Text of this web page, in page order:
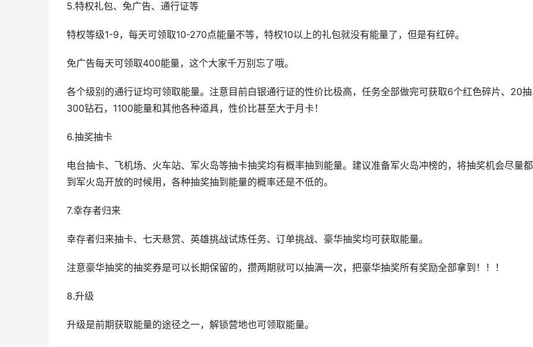
5.特权礼包、免广告、通行证等
特权等级1-9，每天可领取10-270点能量不等，特权10以上的礼包就没有能量了，但是有红碎。
免广告每天可领取400能量，这个大家千万别忘了哦。
各个级别的通行证均可领取能量。注意目前白银通行证的性价比极高，任务全部做完可获取6个红色碎片、20
300钻石，1100能量和其他各种道具，性价比甚至大于月卡！
6.抽奖抽卡
电台抽卡、飞机场、火车站、军火岛等抽卡抽奖均有概率抽到能量。建议准备军火岛冲榜的，将抽奖机会尽量
到军火岛开放的时候用，各种抽奖抽到能量的概率还是不低的。
7.幸存者归来
幸存者归来抽卡、七天悬赏、英雄挑战试炼任务、订单挑战、豪华抽奖均可获取能量。
注意豪华抽奖的抽奖券是可以长期保留的，攒两期就可以抽满一次，把豪华抽奖所有奖励全部拿到！！！
8.升级
升级是前期获取能量的途径之一，解锁营地也可领取能量。